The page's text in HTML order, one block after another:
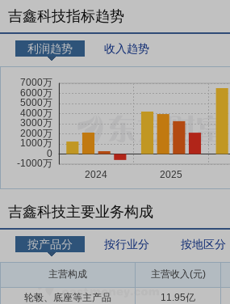
吉鑫科技指标趋势
利润趋势 收入趋势
吉鑫科技主要业务构成
按产品分 按行业分 按地区分
主营构成 主营收入(元)
轮毂、底座等主产品 11.95亿